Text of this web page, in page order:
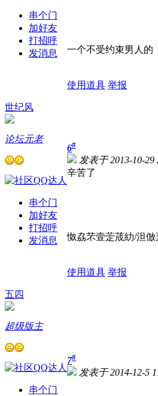
串个门
加好友
打招呼
发消息
一个不受约束男人的
使用道具 举报
世纪风
论坛元老
串个门
加好友
打招呼
发消息
6#
发表于 2013-10-29
辛苦了
怓劦芣壹萣荿糼/泹倣
使用道具 举报
五四
超级版主
串个门
7#
发表于 2014-12-5